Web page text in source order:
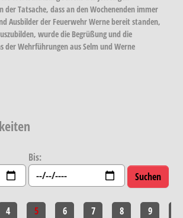
der Tatsache, dass an den Wochenenden immer
Ausbilder der Feuerwehr Werne bereit standen,
wurde die Begrüßung und die
der Wehrführungen aus Selm und Werne
Bis:
4 5 6 7 8 9